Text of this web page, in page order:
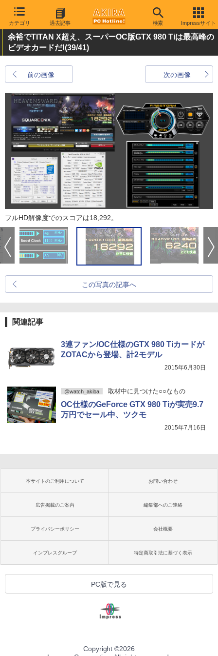
カテゴリ 過去記事 検索 Impressサイト
余裕でTITAN X超え、スーパーOC版GTX 980 Tiは最高峰の
ビデオカードだ!(39/41)
前の画像 次の画像
フルHD解像度でのスコアは18,292。
この写真の記事へ
関連記事
3連ファン/OC仕様のGTX 980 Tiカードが
ZOTACから登場、計2モデル
2015年6月30日
@watch_akiba 取材中に見つけた○○なもの
OC仕様のGeForce GTX 980 Tiが実売9.7
万円でセール中、ツクモ
2015年7月16日
本サイトのご利用について お問い合わせ
広告掲載のご案内 編集部へのご連絡
プライバシーポリシー 会社概要
インプレスグループ 特定商取引法に基づく表示
PC版で見る
Copyright ©2026